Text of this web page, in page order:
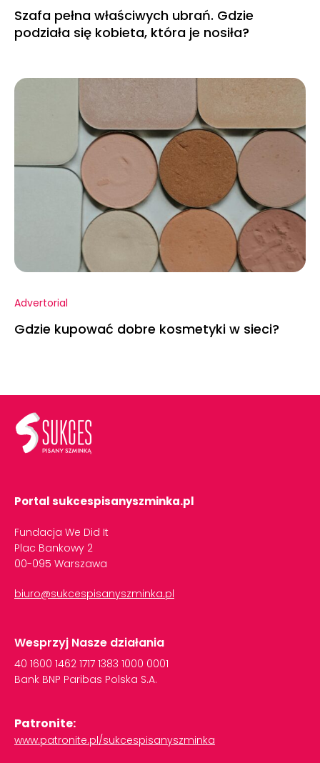
Szafa pełna właściwych ubrań. Gdzie
podziała się kobieta, która je nosiła?
Advertorial
Gdzie kupować dobre kosmetyki w sieci?
Portal sukcespisanyszminka.pl
Fundacja We Did It
Plac Bankowy 2
00-095 Warszawa
biuro@sukcespisanyszminka.pl
Wesprzyj Nasze działania
40 1600 1462 1717 1383 1000 0001
Bank BNP Paribas Polska S.A.
Patronite:
www.patronite.pl/sukcespisanyszminka